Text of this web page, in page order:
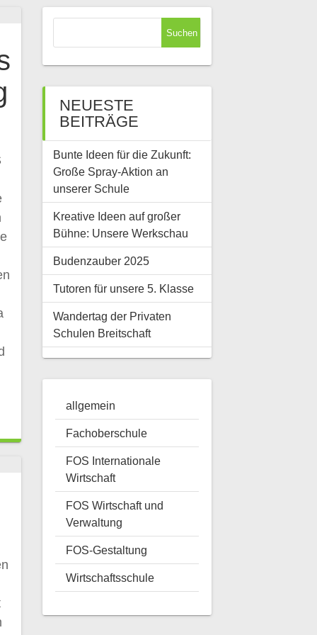
NEUESTE
BEITRÄGE
Bunte Ideen für die Zukunft:
Große Spray-Aktion an
unserer Schule
Kreative Ideen auf großer
Bühne: Unsere Werkschau
Budenzauber 2025
Tutoren für unsere 5. Klasse
Wandertag der Privaten
Schulen Breitschaft
allgemein
Fachoberschule
FOS Internationale
Wirtschaft
FOS Wirtschaft und
Verwaltung
FOS-Gestaltung
Wirtschaftsschule